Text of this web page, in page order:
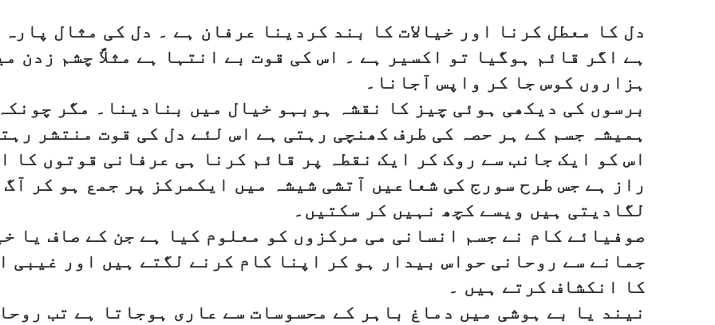
دل کا معطل کرنا اور خیالات کا بند کردینا عرفان ہے ۔ دل کی مثال
ہے اگر قائم ہوگیا تو اکسیر ہے ۔ اس کی قوت بے انتہا ہے مثلاً چشم زدن
ہزاروں کوس جا کر واپس آجانا۔
برسوں کی دیکھی ہوئی چیز کا نقشہ ہوبہو خیال میں بنادینا۔ مگر
ہمیشہ جسم کے ہر حصہ کی طرف کھنچی رہتی ہے اس لئے دل کی قوت منتشر
اس کو ایک جانب سے روک کر ایک نقطہ پر قائم کرنا ہی عرفانی قوتوں کا
راز ہے جس طرح سورج کی شعاعیں آتشی شیشہ میں ایکمرکز پر جمع ہو کر آگ
لگادیتی ہیں ویسے کچھ نہیں کر سکتیں۔
صوفیائے کام نے جسم انسانی می مرکزوں کو معلوم کیا ہے جن کے صاف یا
جمانے سے روحانی حواس بیدار ہو کر اپنا کام کرنے لگتے ہیں اور غیبی
کا انکشاف کرتے ہیں ۔
نیند یا بے ہوشی میں دماغ باہر کے محسوسات سے عاری ہوجاتا ہے تب